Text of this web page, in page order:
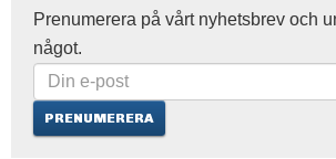
Prenumerera på vårt nyhetsbrev och
något.